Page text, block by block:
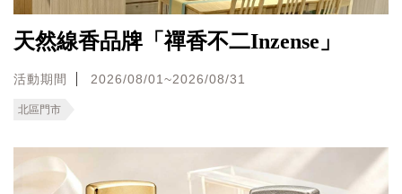
天然線香品牌「禪香不二Inzense」
活動期間 2026/08/01~2026/08/31
北區門市